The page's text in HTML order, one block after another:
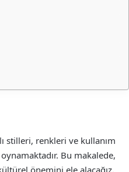
stilleri, renkleri ve kullanım
Bu makalede,
önemini ele alacağız.